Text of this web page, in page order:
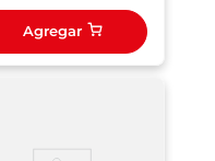
Agregar